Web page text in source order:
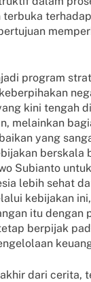
terbuka
program
kini tengah
melainkan
yang
berskala
Subianto
lebih sehat
kebijakan
itu dengan
berpijak
dari cerita,